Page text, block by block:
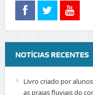
NOTÍCIAS RECENTES
Livro criado por
as praias fluviais do